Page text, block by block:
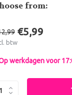
from:
€5,99
btw
werkdagen voor